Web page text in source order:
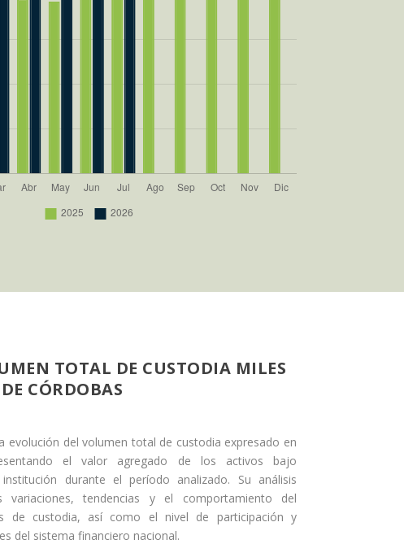
TOTAL DE CUSTODIA MILES
CÓRDOBAS
evolución del volumen total de custodia expresado en
el valor agregado de los activos bajo
durante el período analizado. Su análisis
variaciones, tendencias y el comportamiento del
de custodia, así como el nivel de participación y
del sistema financiero nacional.